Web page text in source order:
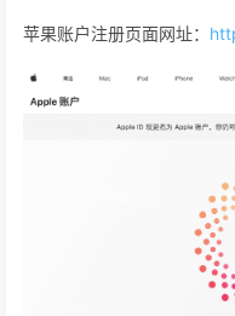
苹果账户注册页面网址：